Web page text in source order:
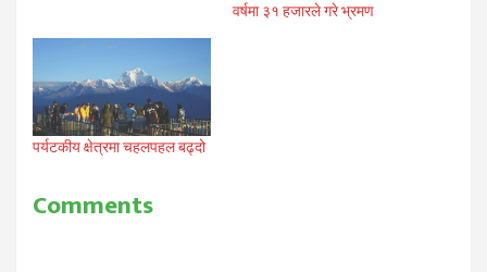
वर्षमा ३१ हजारले गरे भ्रमण
पर्यटकीय क्षेत्रमा चहलपहल बढ्दो
Comments